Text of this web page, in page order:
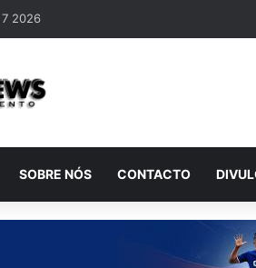
2026
SOBRE NÓS CONTACTO